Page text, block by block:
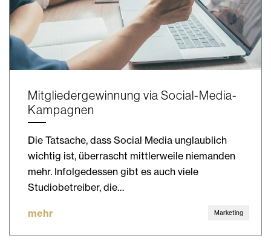
Mitgliedergewinnung via Social-Media-
Kampagnen
Die Tatsache, dass Social Media unglaublich
wichtig ist, überrascht mittlerweile niemanden
mehr. Infolgedessen gibt es auch viele
Studiobetreiber, die…
mehr Marketing